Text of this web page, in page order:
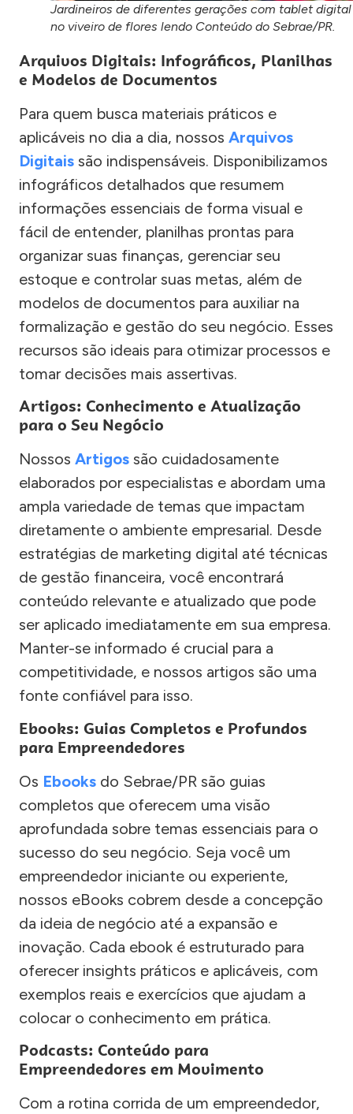
Jardineiros de diferentes gerações com tablet digital
no viveiro de flores lendo Conteúdo do Sebrae/PR.
Arquivos Digitais: Infográficos, Planilhas
e Modelos de Documentos
Para quem busca materiais práticos e
aplicáveis no dia a dia, nossos Arquivos
Digitais são indispensáveis. Disponibilizamos
infográficos detalhados que resumem
informações essenciais de forma visual e
fácil de entender, planilhas prontas para
organizar suas finanças, gerenciar seu
estoque e controlar suas metas, além de
modelos de documentos para auxiliar na
formalização e gestão do seu negócio. Esses
recursos são ideais para otimizar processos e
tomar decisões mais assertivas.
Artigos: Conhecimento e Atualização
para o Seu Negócio
Nossos Artigos são cuidadosamente
elaborados por especialistas e abordam uma
ampla variedade de temas que impactam
diretamente o ambiente empresarial. Desde
estratégias de marketing digital até técnicas
de gestão financeira, você encontrará
conteúdo relevante e atualizado que pode
ser aplicado imediatamente em sua empresa.
Manter-se informado é crucial para a
competitividade, e nossos artigos são uma
fonte confiável para isso.
Ebooks: Guias Completos e Profundos
para Empreendedores
Os Ebooks do Sebrae/PR são guias
completos que oferecem uma visão
aprofundada sobre temas essenciais para o
sucesso do seu negócio. Seja você um
empreendedor iniciante ou experiente,
nossos eBooks cobrem desde a concepção
da ideia de negócio até a expansão e
inovação. Cada ebook é estruturado para
oferecer insights práticos e aplicáveis, com
exemplos reais e exercícios que ajudam a
colocar o conhecimento em prática.
Podcasts: Conteúdo para
Empreendedores em Movimento
Com a rotina corrida de um empreendedor,